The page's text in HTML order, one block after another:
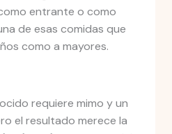
entrante o como
de esas comidas que
como a mayores.
requiere mimo y un
el resultado merece la